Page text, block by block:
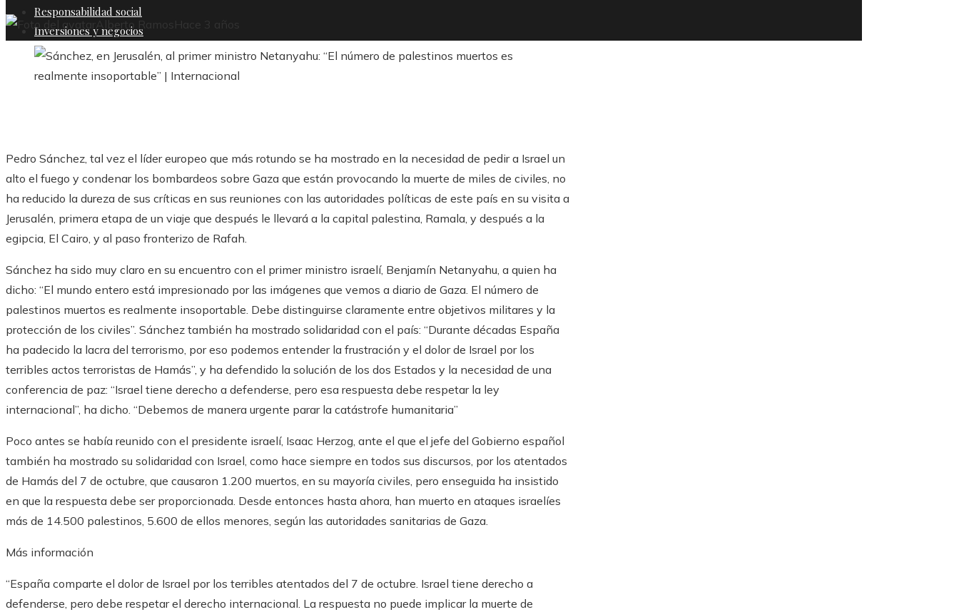
Responsabilidad social
Inversiones y negocios
Alberto Ramos Hace 3 años
Pedro Sánchez, tal vez el líder europeo que más rotundo se ha mostrado en la necesidad de pedir a Israel un
alto el fuego y condenar los bombardeos sobre Gaza que están provocando la muerte de miles de civiles, no
ha reducido la dureza de sus críticas en sus reuniones con las autoridades políticas de este país en su visita a
Jerusalén, primera etapa de un viaje que después le llevará a la capital palestina, Ramala, y después a la
egipcia, El Cairo, y al paso fronterizo de Rafah.
Sánchez ha sido muy claro en su encuentro con el primer ministro israelí, Benjamín Netanyahu, a quien ha
dicho: “El mundo entero está impresionado por las imágenes que vemos a diario de Gaza. El número de
palestinos muertos es realmente insoportable. Debe distinguirse claramente entre objetivos militares y la
protección de los civiles”. Sánchez también ha mostrado solidaridad con el país: “Durante décadas España
ha padecido la lacra del terrorismo, por eso podemos entender la frustración y el dolor de Israel por los
terribles actos terroristas de Hamás”, y ha defendido la solución de los dos Estados y la necesidad de una
conferencia de paz: “Israel tiene derecho a defenderse, pero esa respuesta debe respetar la ley
internacional”, ha dicho. “Debemos de manera urgente parar la catástrofe humanitaria”
Poco antes se había reunido con el presidente israelí, Isaac Herzog, ante el que el jefe del Gobierno español
también ha mostrado su solidaridad con Israel, como hace siempre en todos sus discursos, por los atentados
de Hamás del 7 de octubre, que causaron 1.200 muertos, en su mayoría civiles, pero enseguida ha insistido
en que la respuesta debe ser proporcionada. Desde entonces hasta ahora, han muerto en ataques israelíes
más de 14.500 palestinos, 5.600 de ellos menores, según las autoridades sanitarias de Gaza.
Más información
“España comparte el dolor de Israel por los terribles atentados del 7 de octubre. Israel tiene derecho a
defenderse, pero debe respetar el derecho internacional. La respuesta no puede implicar la muerte de